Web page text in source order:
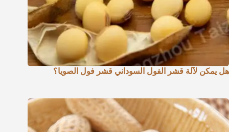
هل يمكن لآلة قشر الفول السوداني قشر فول الصويا؟